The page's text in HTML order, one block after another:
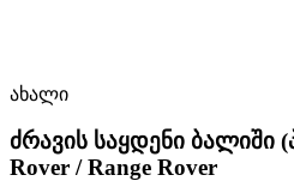
ახალი
ძრავის საყდენი ბალიში
Rover / Range Rover